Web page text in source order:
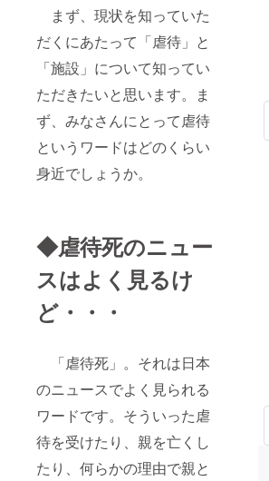
まず、現状を知っていた
だくにあたって「虐待」と
「施設」について知ってい
ただきたいと思います。ま
ず、みなさんにとって虐待
というワードはどのくらい
身近でしょうか。
◆虐待死のニュー
スはよく見るけ
ど・・・
「虐待死」。それは日本
のニュースでよく見られる
ワードです。そういった虐
待を受けたり、親を亡くし
たり、何らかの理由で親と